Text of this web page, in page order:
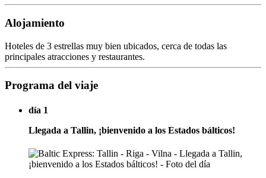
Alojamiento
Hoteles de 3 estrellas muy bien ubicados, cerca de todas las
principales atracciones y restaurantes.
Programa del viaje
día 1
Llegada a Tallin, ¡bienvenido a los Estados bálticos!